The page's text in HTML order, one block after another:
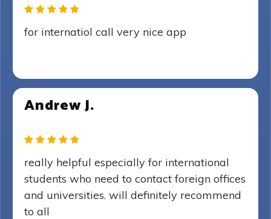
for internatiol call very nice app
Andrew J.
really helpful especially for international
students who need to contact foreign offices
and universities. will definitely recommend
to all